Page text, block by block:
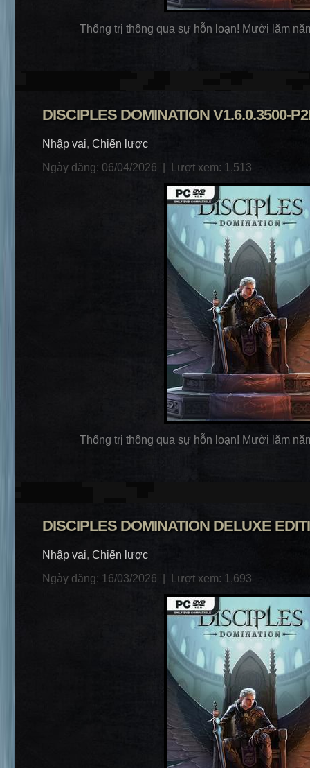
Thống trị thông qua sự hỗn loạn! Mười lăm
DISCIPLES DOMINATION V1.6.0.3500-
Nhập vai, Chiến lược
Ngày đăng: 06/04/2026 | Lượt xem: 1,513
Thống trị thông qua sự hỗn loạn! Mười lăm
DISCIPLES DOMINATION DELUXE
Nhập vai, Chiến lược
Ngày đăng: 16/03/2026 | Lượt xem: 1,693